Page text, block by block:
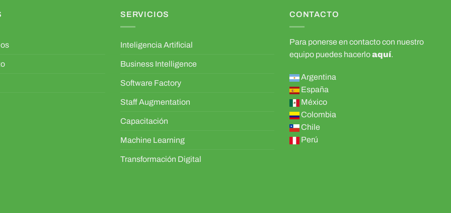
SERVICIOS
Inteligencia Artificial
Business Intelligence
Software Factory
Staff Augmentation
Capacitación
Machine Learning
Transformación Digital
CONTACTO
Para ponerse en contacto con nuestro
equipo puedes hacerloaquí.
Argentina
España
México
Colombia
Chile
Perú